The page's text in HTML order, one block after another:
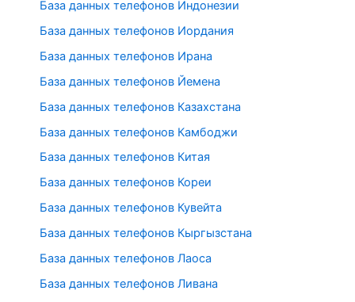
База данных телефонов Индонезии
База данных телефонов Иордания
База данных телефонов Ирана
База данных телефонов Йемена
База данных телефонов Казахстана
База данных телефонов Камбоджи
База данных телефонов Китая
База данных телефонов Кореи
База данных телефонов Кувейта
База данных телефонов Кыргызстана
База данных телефонов Лаоса
База данных телефонов Ливана